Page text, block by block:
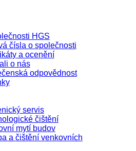
HGS
čísla o společnosti
a ocenění
o nás
odpovědnost
servis
čištění
mytí budov
a čištění venkovních